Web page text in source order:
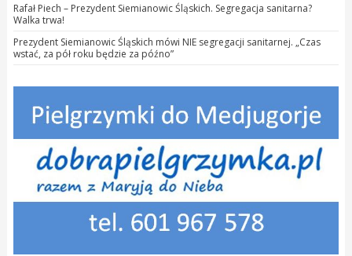
Rafał Piech – Prezydent Siemianowic Śląskich. Segregacja sanitarna?
Walka trwa!
Prezydent Siemianowic Śląskich mówi NIE segregacji sanitarnej. „Czas
wstać, za pół roku będzie za późno”